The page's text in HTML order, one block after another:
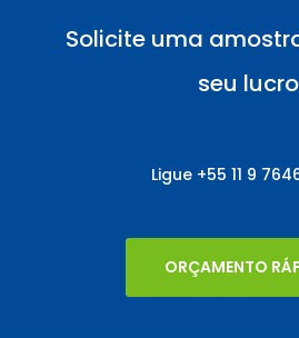
Solicite uma
seu lucro
Ligue +55 11 9
ORÇAMENTO